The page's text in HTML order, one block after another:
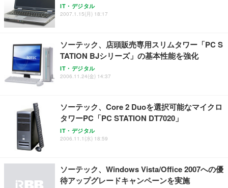
ワーク チェア 強化バックレスト 30度ロッキング機
能 人間工学 椅子 腰サポート 90度跳ね上げ式アーム
務用 おしゃれ パソコンチェア (ブラック)
Sezlife オフィスチェア デスクチェア 疲れない テレ
ワーク チェア 強化バックレスト 30度ロッキング機
能 人間工学 椅子 腰サポート 90度跳ね上げ式アーム
務用 おしゃれ パソコンチェア (ホワイト)
ANDWINT オフィスチェア デスクチェア 肘なし メ
ッシュ 通気性 ランバーサポート付き 腰サポート ガ
ス圧無段階昇降 360度回転 キャスター付き コンパク
【純正品】27"ゲーミングモニター DualSense 充電
フック付き（CFI-ZDM1J）
【整備済み品】Dell E2724HS 27インチ 液晶モニタ
ー フルHD（1920×1080）VA 非光沢 HDMI/DisplayP
ort/VGA スピーカー内蔵 高さ調整 スイベル VESA対
【MiniLED/24.5inch/280Hz/FHD】GRAPHT THE S
HOOTER Gaming Monitor 24” Essential ゲーミン
グモニター QD 24.5インチ 1ms FHD 量子ドット 残
ネオ・ルーライフ ネオ・オムツ L 中型犬用 26枚入
り 単品
Smart Basic(スマートベーシック) 【Amazon.co.jp
限定】 Smart Basic アイリスオーヤマ ペットシーツ
超厚型 お徳用 ワイド 100枚入 (x 1) (ケース販売)
アイリスオーヤマ ペットシーツ 超厚型 お徳用 レギ
ュラー 200枚入【Amazon.co.jp限定】
IT・デジタル
2007.1.15(月) 18:17
ソーテック、店頭販売専用スリムタワー「PC S
TATION BJシリーズ」の基本性能を強化
IT・デジタル
2006.11.24(金) 14:37
ソーテック、Core 2 Duoを選択可能なマイクロ
タワーPC「PC STATION DT7020」
IT・デジタル
2006.11.1(水) 18:59
ソーテック、Windows Vista/Office 2007への優
待アップグレードキャンペーンを実施